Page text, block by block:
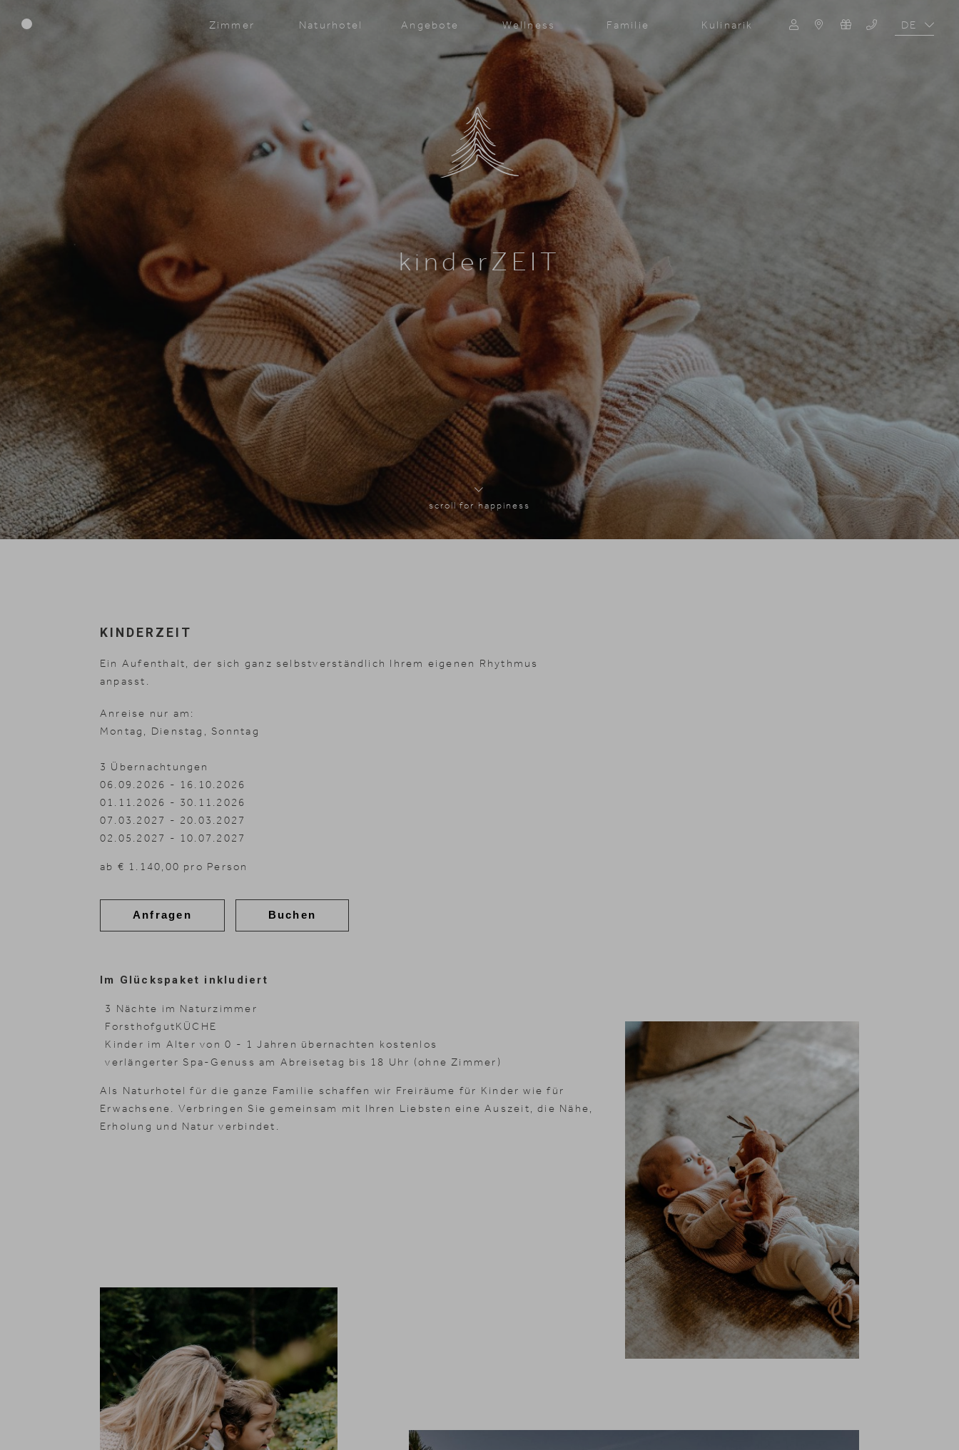
Zimmer Naturhotel Angebote Wellness Familie Kulinarik
DE
Zimmer
Naturhotel
Angebote
Wellness
Familie
Inklusivleistungen Shopping Galerie
kinderZEIT
scroll for happiness
KINDERZEIT
Ein Aufenthalt, der sich ganz selbstverständlich Ihrem eigenen Rhythmus
anpasst.
Anreise nur am:
Montag, Dienstag, Sonntag
3 Übernachtungen
06.09.2026 - 16.10.2026
01.11.2026 - 30.11.2026
07.03.2027 - 20.03.2027
02.05.2027 - 10.07.2027
ab € 1.140,00 pro Person
Anfragen Buchen
Im Glückspaket inkludiert
3 Nächte im Naturzimmer
ForsthofgutKÜCHE
Kinder im Alter von 0 - 1 Jahren übernachten kostenlos
verlängerter Spa-Genuss am Abreisetag bis 18 Uhr (ohne Zimmer)
Als Naturhotel für die ganze Familie schaffen wir Freiräume für Kinder wie für
Erwachsene. Verbringen Sie gemeinsam mit Ihren Liebsten eine Auszeit, die Nähe,
Erholung und Natur verbindet.